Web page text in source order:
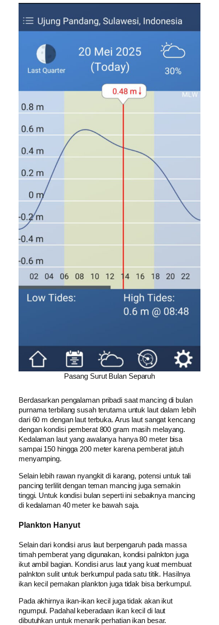
Pasang Surut Bulan Separuh
Berdasarkan pengalaman pribadi saat mancing di bulan
purnama terbilang susah terutama untuk laut dalam lebih
dari 60 m dengan laut terbuka. Arus laut sangat kencang
dengan kondisi pemberat 800 gram masih melayang.
Kedalaman laut yang awalanya hanya 80 meter bisa
sampai 150 hingga 200 meter karena pemberat jatuh
menyamping.
Selain lebih rawan nyangkit di karang, potensi untuk tali
pancing terlilit dengan teman mancing juga semakin
tinggi. Untuk kondisi bulan seperti ini sebaiknya mancing
di kedalaman 40 meter ke bawah saja.
Plankton Hanyut
Selain dari kondisi arus laut berpengaruh pada massa
timah pemberat yang digunakan, kondisi palnkton juga
ikut ambil bagian. Kondisi arus laut yang kuat membuat
palnkton sulit untuk berkumpul pada satu titik. Hasilnya
ikan kecil pemakan plankton juga tidak bisa berkumpul.
Pada akhirnya ikan-ikan kecil juga tidak akan ikut
ngumpul. Padahal keberadaan ikan kecil di laut
dibutuhkan untuk menarik perhatian ikan besar.